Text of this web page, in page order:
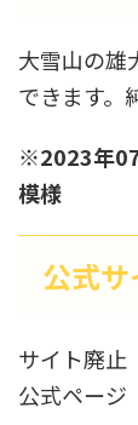
大雪山の雄
できます。
※2023年07
模様
公式
サイト廃止
公式ペ